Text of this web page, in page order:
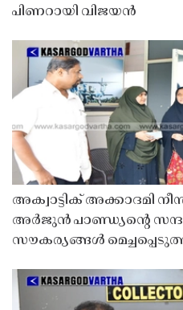
പിണറായി വിജയൻ
അക്വാട്ടിക് അക്കാദമി
അർജുൻ പാണ്ഡ്യൻ്റെ
സൗകര്യങ്ങൾ